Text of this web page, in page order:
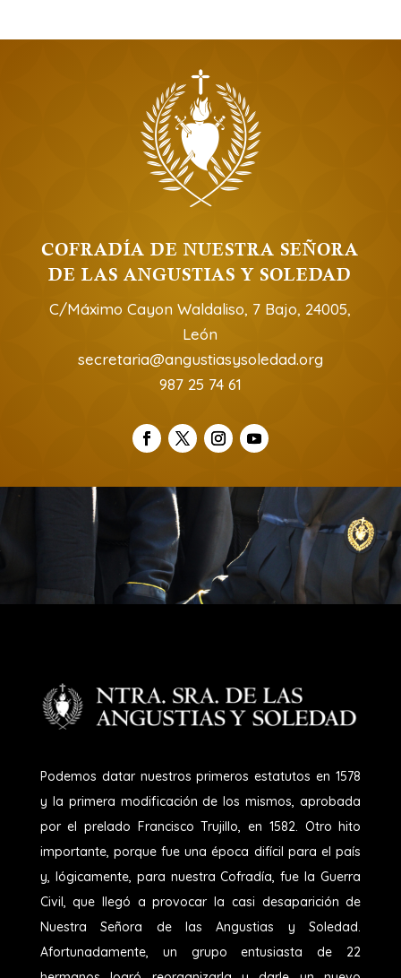
COFRADÍA DE NUESTRA SEÑORA
DE LAS ANGUSTIAS Y SOLEDAD
C/Máximo Cayon Waldaliso, 7 Bajo, 24005,
León
secretaria@angustiasysoledad.org
987 25 74 61
Podemos datar nuestros primeros estatutos en 1578
y la primera modificación de los mismos, aprobada
por el prelado Francisco Trujillo, en 1582. Otro hito
importante, porque fue una época difícil para el país
y, lógicamente, para nuestra Cofradía, fue la Guerra
Civil, que llegó a provocar la casi desaparición de
Nuestra Señora de las Angustias y Soledad.
Afortunadamente, un grupo entusiasta de 22